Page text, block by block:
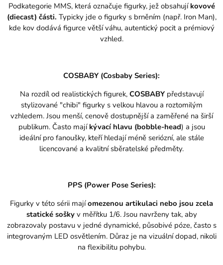
Podkategorie MMS, která označuje figurky, jež obsahují kovové
(diecast) části. Typicky jde o figurky s brněním (např. Iron Man),
kde kov dodává figurce větší váhu, autentický pocit a prémiový
vzhled.
COSBABY (Cosbaby Series):
Na rozdíl od realistických figurek, COSBABYpředstavují
stylizované "chibi" figurky s velkou hlavou a roztomilým
vzhledem. Jsou menší, cenově dostupnější a zaměřené na širší
publikum. Často mají kývací hlavu (bobble-head) a jsou
ideální pro fanoušky, kteří hledají méně seriózní, ale stále
licencované a kvalitní sběratelské předměty.
PPS (Power Pose Series):
Figurky v této sérii majíomezenou artikulaci nebo jsou zcela
statické soškyv měřítku 1/6. Jsou navrženy tak, aby
zobrazovaly postavu v jedné dynamické, působivé póze, často s
integrovaným LED osvětlením. Důraz je na vizuální dopad, nikoli
na flexibilitu pohybu.